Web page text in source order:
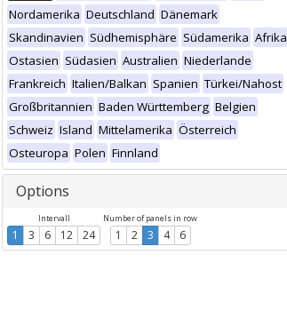
Nordamerika Deutschland Dänemark
Skandinavien Südhemisphäre Südamerika Afrika
Ostasien Südasien Australien Niederlande
Frankreich Italien/Balkan Spanien Türkei/Nahost
Großbritannien Baden Württemberg Belgien
Schweiz Island Mittelamerika Österreich
Osteuropa Polen Finnland
Options
Intervall
1 3 6 12 24
Number of panels in row
1 2 3 4 6